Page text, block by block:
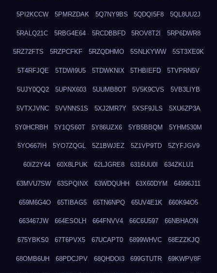
5PI2KCCW 5PMRZDAK 5Q7NY9BS 5QDQI5F8 5QL8UU2J
5RALQ21C 5RBG4E64 5RCDBBFD 5ROV8T2I 5RP6DWR8
5RZ72FTS 5RZPCFKF 5RZQDHMO 5SNLKYWW 5ST3XE0K
5T4RFJQE 5TDWI9U5 5TDWKNIX 5THBIEFD 5TVPRN5V
5UJY0QQ2 5UPNX603 5UUMB8OT 5V5K9CVS 5VB3LIYB
5VTXJVNC 5VVNNS1S 5XJ2MR7Y 5XSF9JLS 5XU6ZP3A
5Y0HCRBH 5Y1QS60T 5Y86UZX6 5YB5BBQM 5YHM530M
5YO667IH 5YO7ZQGL 5Z1BWJEZ 5Z1VP9TD 5ZYFJGV9
60IZ2Y44 60X8LPUK 62LJGRE8 6316UU0I 634ZKLU1
63MVU7SW 63SPQINX 63WDQUHH 63X60DYM 64996J11
659M6G4O 65TIBAG5 65TN6NPQ 65UV4E1K 660K94O5
663467JW 664ESOLH 664FNVV4 66C6U597 66NBHAON
675YBKS0 67T6PVX5 67UCAPT0 6899WHVC 68EZZKJQ
68OMB6UH 68PDCJPV 68QHDOI3 699GTUTR 69KWPV8F